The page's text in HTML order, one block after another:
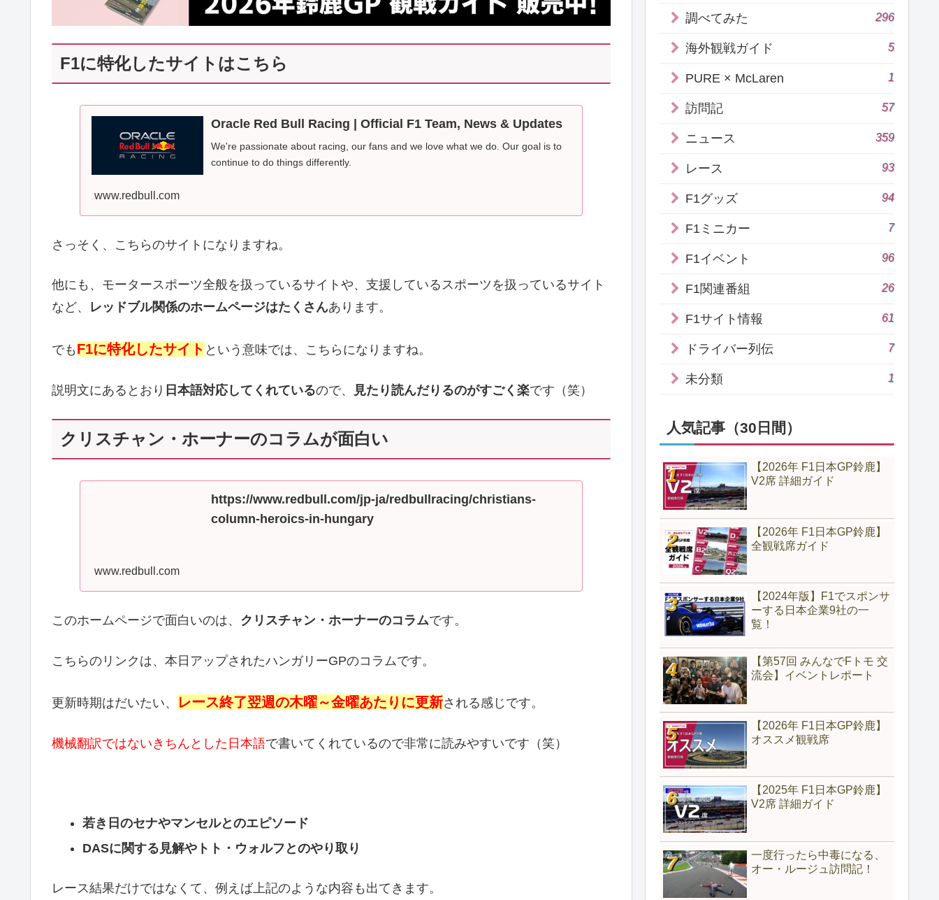
F1に特化したサイトはこちら
Oracle Red Bull Racing | Official F1 Team, News & Updates
We're passionate about racing, our fans and we love what we do. Our goal is to
continue to do things differently.
www.redbull.com
さっそく、こちらのサイトになりますね。
他にも、モータースポーツ全般を扱っているサイトや、支援しているスポーツを扱っているサイト
など、 レッドブル関係のホームページはたくさんあります。
でも F1に特化したサイト という意味では、こちらになりますね。
説明文にあるとおり 日本語対応してくれているので、 見たり読んだりるのがすごく楽です（笑）
クリスチャン・ホーナーのコラムが面白い
https://www.redbull.com/jp-ja/redbullracing/christians-
column-heroics-in-hungary
www.redbull.com
このホームページで面白いのは、 クリスチャン・ホーナーのコラムです。
こちらのリンクは、本日アップされたハンガリーGPのコラムです。
更新時期はだいたい、 レース終了翌週の木曜～金曜あたりに更新される感じです。
機械翻訳ではないきちんとした日本語で書いてくれているので非常に読みやすいです（笑）
若き日のセナやマンセルとのエピソード
DASに関する見解やトト・ウォルフとのやり取り
レース結果だけではなくて、例えば上記のような内容も出てきます。
調べてみた 296
海外観戦ガイド 5
PURE × McLaren 1
訪問記 57
ニュース 359
レース 93
F1グッズ 94
F1ミニカー 7
F1イベント 96
F1関連番組 26
F1サイト情報 61
ドライバー列伝 7
未分類 1
人気記事（30日間）
【2026年 F1日本GP鈴鹿】
V2席 詳細ガイド
【2026年 F1日本GP鈴鹿】
全観戦席ガイド
【2024年版】F1でスポンサ
ーする日本企業9社の一
覧！
【第57回 みんなでFトモ 交
流会】イベントレポート
【2026年 F1日本GP鈴鹿】
オススメ観戦席
【2025年 F1日本GP鈴鹿】
V2席 詳細ガイド
一度行ったら中毒になる、
オー・ルージュ訪問記！